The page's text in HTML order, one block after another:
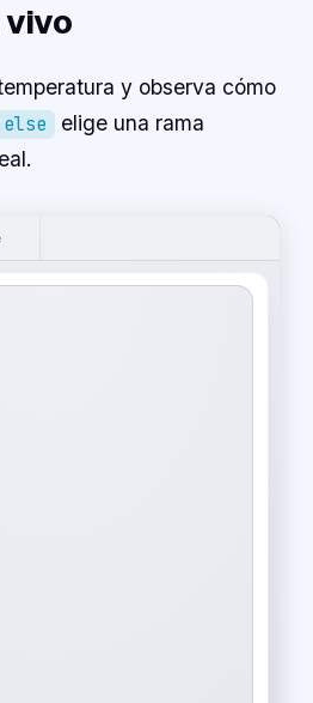
vivo
y observa cómo
elige una rama